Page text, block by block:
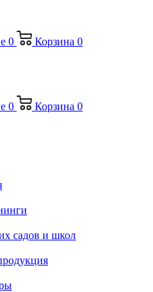
0 Корзина 0
0 Корзина 0
садов и школ